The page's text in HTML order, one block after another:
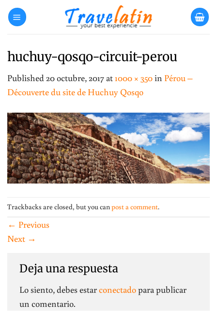
Skip
huchuy-qosqo-circuit-perou
Published20 octubre, 2017at1000 × 350in Pérou –
Découverte du site de Huchuy Qosqo
Trackbacks are closed, but you canpost a comment.
← Previous
Next →
Deja una respuesta
Lo siento, debes estarconectadopara publicar
un comentario.